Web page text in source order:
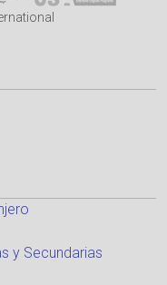
y Secundarias